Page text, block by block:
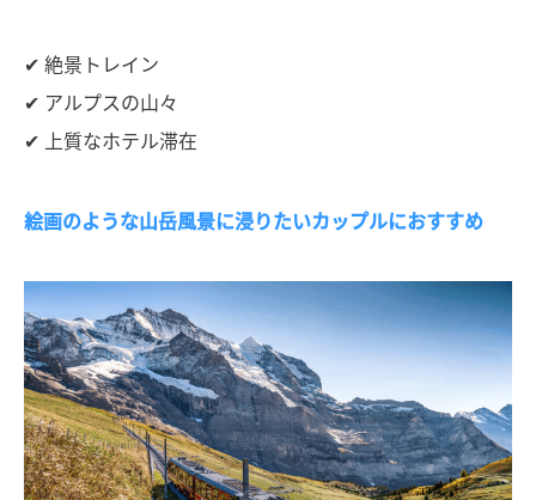
✔ 絶景トレイン
✔ アルプスの山々
✔ 上質なホテル滞在
絵画のような山岳風景に浸りたいカップルにおすすめ